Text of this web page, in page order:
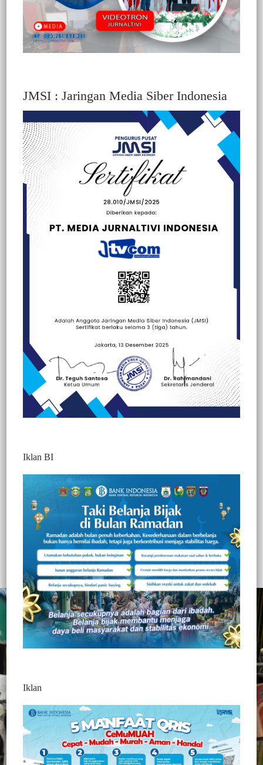
Sat Intelkam Polres Pelabuhan Makassar
Tebar Kepedulian di Hari Jadi Intelijen Ke-
80 Tahun
Redaktur 2
2 Min Baca
Selasa, 30 Desember 2025
589
Kapolres Pelabuhan Makassar Akbp Rise S puji aksi sosial Sat
Intelkam
JMSI : Jaringan Media Siber Indonesia
Iklan BI
Iklan